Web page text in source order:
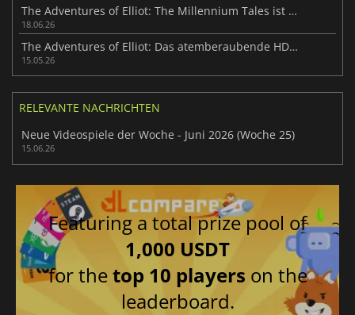
The Adventures of Elliot: The Millennium Tales ist erschienen
18.06.26
The Adventures of Elliot: Das atemberaubende HD-2D-Rollenspiel
15.05.26
RELEVANTE NACHRICHTEN
Neue Videospiele der Woche - Juni 2026 (Woche 25)
15.06.26
Featuring a total prize pool of
1,000 USDT
for thetop 10 players on the
leaderboard.